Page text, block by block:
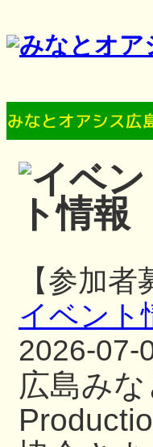
【参加
イベント
2026-07-
広島み